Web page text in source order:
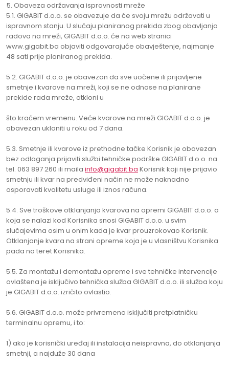
Obaveza održavanja ispravnosti mreže
5.1. GIGABIT d.o.o. se obavezuje da će svoju mrežu održavati u
ispravnom stanju. U slučaju planiranog prekida zbog obavljanja
radova na mreži, GIGABIT d.o.o. će na web stranici
www.gigabit.ba objaviti odgovarajuće obavještenje, najmanje
48 sati prije planiranog prekida.
5.2. GIGABIT d.o.o. je obavezan da sve uočene ili prijavljene
smetnje i kvarove na mreži, koji se ne odnose na planirane
prekide rada mreže, otkloni u
što kraćem vremenu. Veće kvarove na mreži GIGABIT d.o.o. je
obavezan ukloniti u roku od 7 dana.
5.3. Smetnje ili kvarove iz prethodne tačke Korisnik je obavezan
bez odlaganja prijaviti službi tehničke podrške GIGABIT d.o.o. na
tel. 063 897 260 ili maila info@gigabit.ba Korisnik koji nije prijavio
smetnju ili kvar na predviđeni način ne može naknadno
osporavati kvalitetu usluge ili iznos računa.
5.4. Sve troškove otklanjanja kvarova na opremi GIGABIT d.o.o. a
koja se nalazi kod Korisnika snosi GIGABIT d.o.o. u svim
slučajevima osim u onim kada je kvar prouzrokovao Korisnik.
Otklanjanje kvara na strani opreme koja je u vlasništvu Korisnika
pada na teret Korisnika.
5.5. Za montažu i demontažu opreme i sve tehničke intervencije
ovlaštena je isključivo tehnička služba GIGABIT d.o.o. ili služba koju
je GIGABIT d.o.o. izričito ovlastio.
5.6. GIGABIT d.o.o. može privremeno isključiti pretplatničku
terminalnu opremu, i to:
1) ako je korisnički uređaj ili instalacija neispravna, do otklanjanja
smetnji, a najduže 30 dana